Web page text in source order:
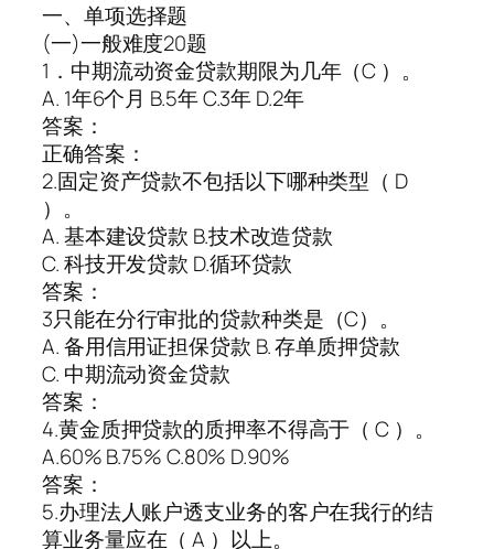
一、单项选择题
(一)一般难度20题
1．中期流动资金贷款期限为几年（C ）。
A. 1年6个月 B.5年 C.3年 D.2年
答案：
正确答案：
2.固定资产贷款不包括以下哪种类型（ D
）。
A. 基本建设贷款 B.技术改造贷款
C. 科技开发贷款 D.循环贷款
答案：
3只能在分行审批的贷款种类是（C）。
A. 备用信用证担保贷款 B. 存单质押贷款
C. 中期流动资金贷款
答案：
4.黄金质押贷款的质押率不得高于（ C ）。
A.60% B.75% C.80% D.90%
答案：
5.办理法人账户透支业务的客户在我行的结
算业务量应在（ A ）以上。